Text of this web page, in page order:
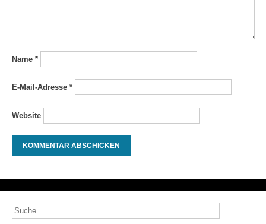
Name *
E-Mail-Adresse *
Website